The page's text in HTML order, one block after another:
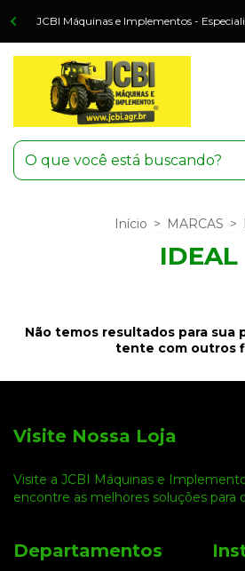
JCBI Máquinas e Implementos -
Início > MARCAS >
IDEAL
Não temos resultados para sua
tente com outros
Visite Nossa Loja
Visite a JCBI Máquinas e
encontre as melhores soluções para
Departamentos